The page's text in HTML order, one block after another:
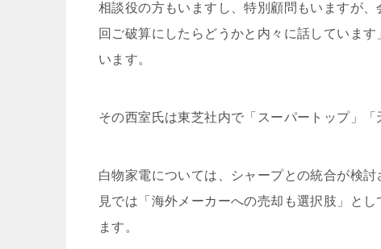
相談役の方もいますし、特別顧問もいますが、
回ご破算にしたらどうかと内々に話しています
います。
その西室氏は東芝社内で「スーパートップ」「
白物家電については、シャープとの統合が検
見では「海外メーカーへの売却も選択肢」と
ます。